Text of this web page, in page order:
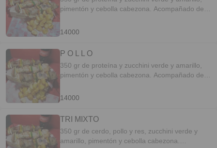
pimentón y cebolla cabezona. Acompañado de
14000
P O L L O
350 gr de proteína y zucchini verde y amarillo,
pimentón y cebolla cabezona. Acompañado de
14000
TRI MIXTO
350 gr de cerdo, pollo y res, zucchini verde y
amarillo, pimentón y cebolla cabezona.